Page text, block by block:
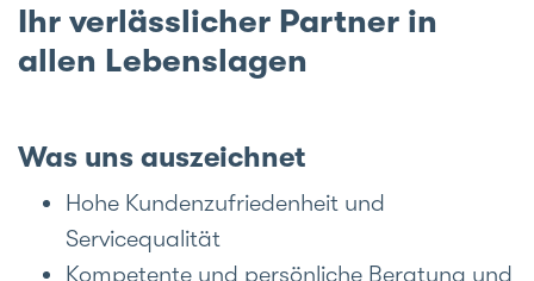
Ihr verlässlicher Partner in
allen Lebenslagen
Was uns auszeichnet
Hohe Kundenzufriedenheit und
Servicequalität
Kompetente und persönliche Beratung und